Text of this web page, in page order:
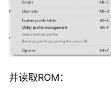
并读取ROM：